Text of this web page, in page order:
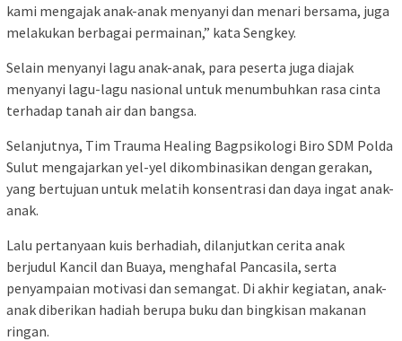
kami mengajak anak-anak menyanyi dan menari bersama, juga
melakukan berbagai permainan,” kata Sengkey.
Selain menyanyi lagu anak-anak, para peserta juga diajak
menyanyi lagu-lagu nasional untuk menumbuhkan rasa cinta
terhadap tanah air dan bangsa.
Selanjutnya, Tim Trauma Healing Bagpsikologi Biro SDM Polda
Sulut mengajarkan yel-yel dikombinasikan dengan gerakan,
yang bertujuan untuk melatih konsentrasi dan daya ingat anak-
anak.
Lalu pertanyaan kuis berhadiah, dilanjutkan cerita anak
berjudul Kancil dan Buaya, menghafal Pancasila, serta
penyampaian motivasi dan semangat. Di akhir kegiatan, anak-
anak diberikan hadiah berupa buku dan bingkisan makanan
ringan.